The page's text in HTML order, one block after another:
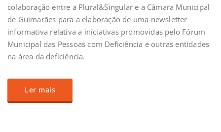
colaboração entre a Plural&Singular e a Câmara Municipal
de Guimarães para a elaboração de uma newsletter
informativa relativa a iniciativas promovidas pelo Fórum
Municipal das Pessoas com Deficiência e outras entidades
na área da deficiência.
Ler mais